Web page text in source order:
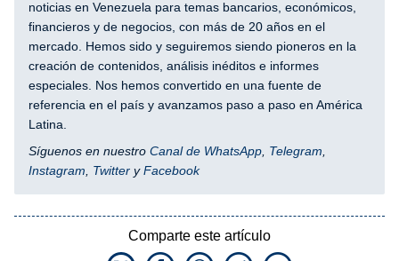
noticias en Venezuela para temas bancarios, económicos,
financieros y de negocios, con más de 20 años en el
mercado. Hemos sido y seguiremos siendo pioneros en la
creación de contenidos, análisis inéditos e informes
especiales. Nos hemos convertido en una fuente de
referencia en el país y avanzamos paso a paso en América
Latina.
Síguenos en nuestro Canal de WhatsApp Telegram
Instagram
Twitter yFacebook
Comparte este artículo